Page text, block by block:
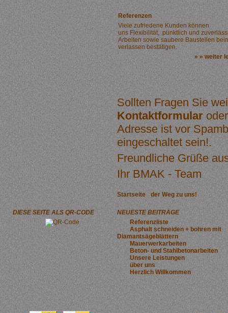
Referenzen
Viele zufriedene Kunden können
uns Flexibilität, pünktlich und
Arbeiten sowie saubere Baustellen
verlassen bestätigen.
» » weiter
Sollten Fragen Sie
Kontaktformular
Adresse ist vor
eingeschaltet sein!.
Freundliche Grüße
Ihr BMAK - Team
Startseite der Weg zu uns!
DIESE SEITE ALS QR-CODE
NEUESTE BEITRÄGE
Referenzliste
Asphalt schneiden + bohren mit
Diamantsägeblättern
Mauerwerkarbeiten
Beton- und Stahlbetonarbeiten
Unsere Leistungen
über uns
Herzlich Willkommen